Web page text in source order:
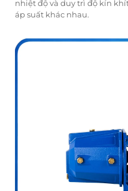
nhiệt độ và duy trì độ kín
áp suất khác nhau.